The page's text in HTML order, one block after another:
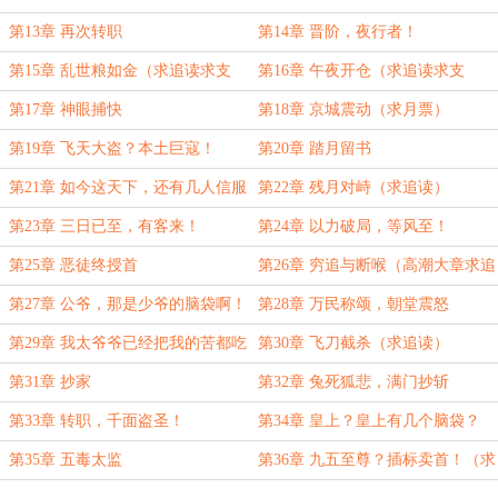
第13章 再次转职 第14章 晋阶，夜行者！
第15章 乱世粮如金（求追读求支
持）
第16章 午夜开仓（求追读求支
持！）
第17章 神眼捕快 第18章 京城震动（求月票）
第19章 飞天大盗？本土巨寇！ 第20章 踏月留书
第21章 如今这天下，还有几人信服
王法！
第22章 残月对峙（求追读）
第23章 三日已至，有客来！ 第24章 以力破局，等风至！
第25章 恶徒终授首 第26章 穷追与断喉（高潮大章求追
读！！！）
第27章 公爷，那是少爷的脑袋啊！ 第28章 万民称颂，朝堂震怒
第29章 我太爷爷已经把我的苦都吃
完了！
第30章 飞刀截杀（求追读）
第31章 抄家 第32章 兔死狐悲，满门抄斩
第33章 转职，千面盗圣！ 第34章 皇上？皇上有几个脑袋？
第35章 五毒太监 第36章 九五至尊？插标卖首！（求